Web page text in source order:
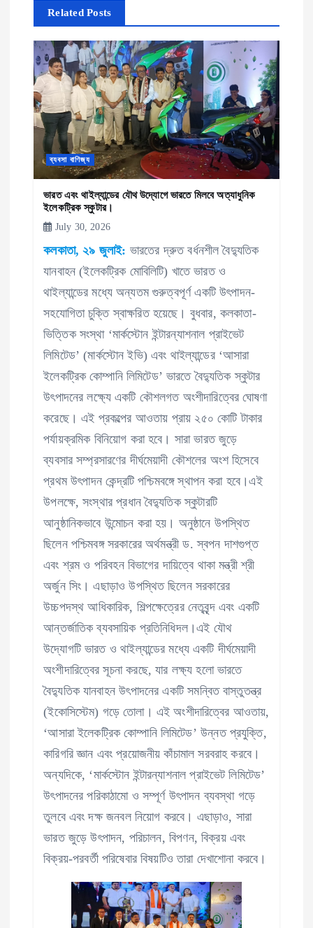
g
a
o
Related Posts
ব্যবসা বাণিজ্য
ভারত এবং থাইল্যান্ডের যৌথ উদ্যোগে ভারতে মিলবে অত্যাধুনিক
ইলেকট্রিক স্কুটার।
July 30, 2026
কলকাতা, ২৯ জুলাই: ভারতের দ্রুত বর্ধনশীল বৈদ্যুতিক
যানবাহন (ইলেকট্রিক মোবিলিটি) খাতে ভারত ও
থাইল্যান্ডের মধ্যে অন্যতম গুরুত্বপূর্ণ একটি উৎপাদন-
সহযোগিতা চুক্তি স্বাক্ষরিত হয়েছে। বুধবার, কলকাতা-
ভিত্তিক সংস্থা ‘মার্কস্টোন ইন্টারন্যাশনাল প্রাইভেট
লিমিটেড’ (মার্কস্টোন ইভি) এবং থাইল্যান্ডের ‘আসারা
ইলেকট্রিক কোম্পানি লিমিটেড’ ভারতে বৈদ্যুতিক স্কুটার
উৎপাদনের লক্ষ্যে একটি কৌশলগত অংশীদারিত্বের ঘোষণা
করেছে। এই প্রকল্পের আওতায় প্রায় ২৫০ কোটি টাকার
পর্যায়ক্রমিক বিনিয়োগ করা হবে। সারা ভারত জুড়ে
ব্যবসার সম্প্রসারণের দীর্ঘমেয়াদী কৌশলের অংশ হিসেবে
প্রথম উৎপাদন কেন্দ্রটি পশ্চিমবঙ্গে স্থাপন করা হবে।এই
উপলক্ষে, সংস্থার প্রধান বৈদ্যুতিক স্কুটারটি
আনুষ্ঠানিকভাবে উন্মোচন করা হয়। অনুষ্ঠানে উপস্থিত
ছিলেন পশ্চিমবঙ্গ সরকারের অর্থমন্ত্রী ড. স্বপন দাশগুপ্ত
এবং শ্রম ও পরিবহন বিভাগের দায়িত্বে থাকা মন্ত্রী শ্রী
অর্জুন সিং। এছাড়াও উপস্থিত ছিলেন সরকারের
উচ্চপদস্থ আধিকারিক, শিল্পক্ষেত্রের নেতৃবৃন্দ এবং একটি
আন্তর্জাতিক ব্যবসায়িক প্রতিনিধিদল।এই যৌথ
উদ্যোগটি ভারত ও থাইল্যান্ডের মধ্যে একটি দীর্ঘমেয়াদী
অংশীদারিত্বের সূচনা করছে, যার লক্ষ্য হলো ভারতে
বৈদ্যুতিক যানবাহন উৎপাদনের একটি সমন্বিত বাস্তুতন্ত্র
(ইকোসিস্টেম) গড়ে তোলা। এই অংশীদারিত্বের আওতায়,
‘আসারা ইলেকট্রিক কোম্পানি লিমিটেড’ উন্নত প্রযুক্তি,
কারিগরি জ্ঞান এবং প্রয়োজনীয় কাঁচামাল সরবরাহ করবে।
অন্যদিকে, ‘মার্কস্টোন ইন্টারন্যাশনাল প্রাইভেট লিমিটেড’
উৎপাদনের পরিকাঠামো ও সম্পূর্ণ উৎপাদন ব্যবস্থা গড়ে
তুলবে এবং দক্ষ জনবল নিয়োগ করবে। এছাড়াও, সারা
ভারত জুড়ে উৎপাদন, পরিচালন, বিপণন, বিক্রয় এবং
বিক্রয়-পরবর্তী পরিষেবার বিষয়টিও তারা দেখাশোনা করবে।